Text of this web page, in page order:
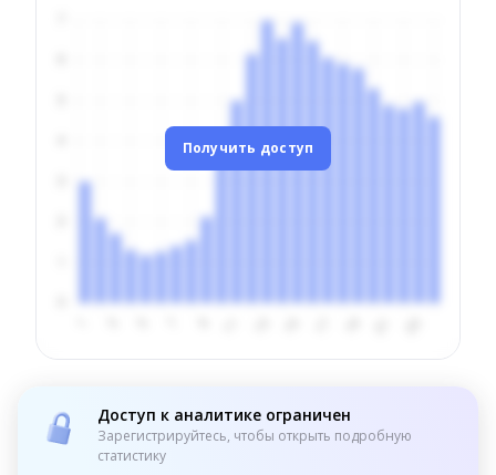
Получить доступ
Доступ к аналитике ограничен
Зарегистрируйтесь, чтобы открыть подробную
статистику